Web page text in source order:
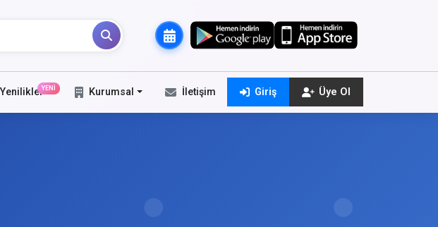
YeniliklerYENİ Kurumsal İletişim Giriş Üye Ol